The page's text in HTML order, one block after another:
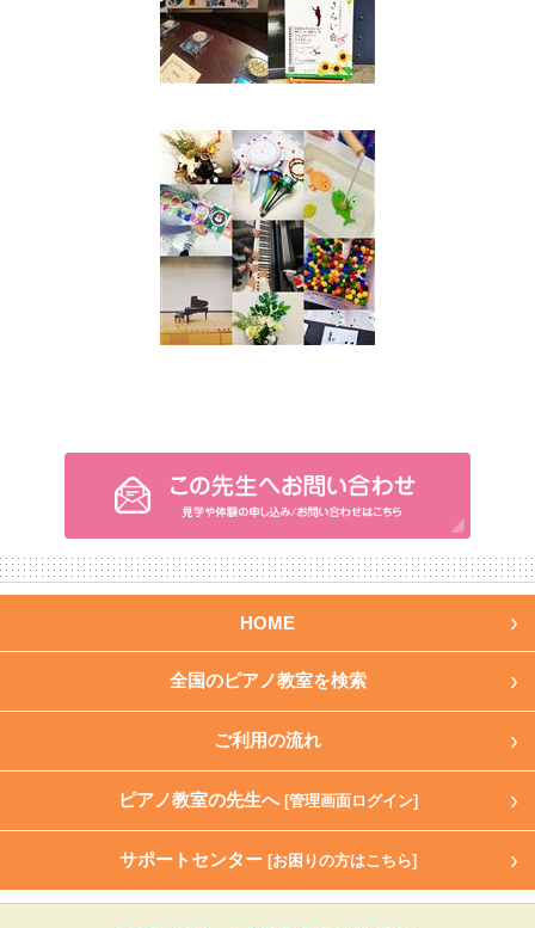
HOME
全国のピアノ教室を検索
ご利用の流れ
ピアノ教室の先生へ [管理画面ログイン]
サポートセンター [お困りの方はこちら]